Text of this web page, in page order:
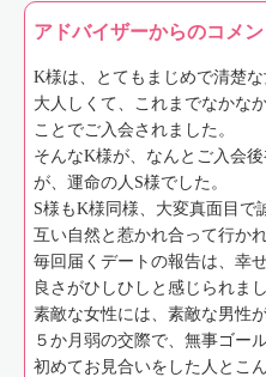
アドバイザーからのコメン
K様は、とてもまじめで清楚な
大人しくて、これまでなかな
ことでご入会されました。
そんなK様が、なんとご入会
が、運命の人S様でした。
S様もK様同様、大変真面目で
互い自然と惹かれ合って行かれ
毎回届くデートの報告は、幸
良さがひしひしと感じられまし
素敵な女性には、素敵な男性
５か月弱の交際で、無事ゴール
初めてお見合いをした人とこ